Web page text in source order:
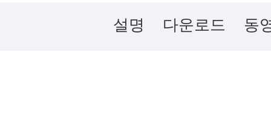
설명 다운로드 동